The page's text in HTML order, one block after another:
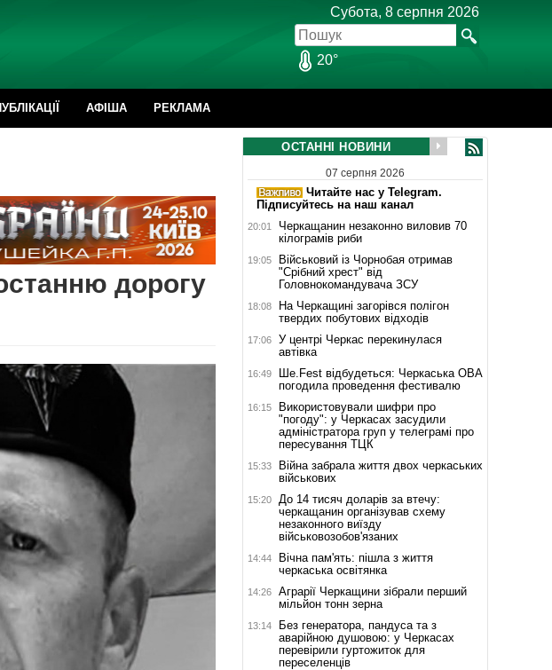
Субота, 8 серпня 2026
20°
АФІША РЕКЛАМА
дорогу
ОСТАННІ НОВИНИ
07 серпня 2026
Читайте нас у Telegram.
Підписуйтесь на наш канал
20:01
Черкащанин незаконно виловив 70
кілограмів риби
19:05
Військовий із Чорнобая отримав
"Срібний хрест" від
Головнокомандувача ЗСУ
18:08
На Черкащині загорівся полігон
твердих побутових відходів
17:06
У центрі Черкас перекинулася
автівка
16:49
Ше.Fest відбудеться: Черкаська ОВА
погодила проведення фестивалю
16:15
Використовували шифри про
"погоду": у Черкасах засудили
адміністратора груп у телеграмі про
пересування ТЦК
15:33
Війна забрала життя двох черкаських
військових
15:20
До 14 тисяч доларів за втечу:
черкащанин організував схему
незаконного виїзду
військовозобов'язаних
14:44
Вічна пам'ять: пішла з життя
черкаська освітянка
14:26
Аграрії Черкащини зібрали перший
мільйон тонн зерна
13:14
Без генератора, пандуса та з
аварійною душовою: у Черкасах
перевірили гуртожиток для
переселенців